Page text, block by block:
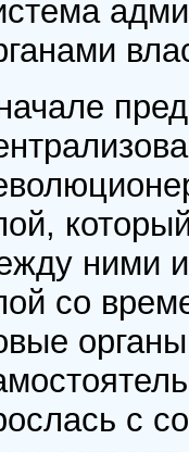
ними
со
с